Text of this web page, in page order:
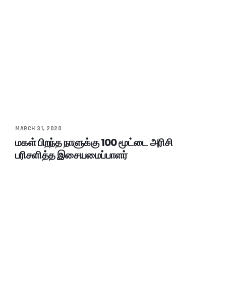
MARCH 31, 2020
மகள் பிறந்த நாளுக்கு 100 மூட்டை அரிசி
பரிசளித்த இசையமைப்பாளர்